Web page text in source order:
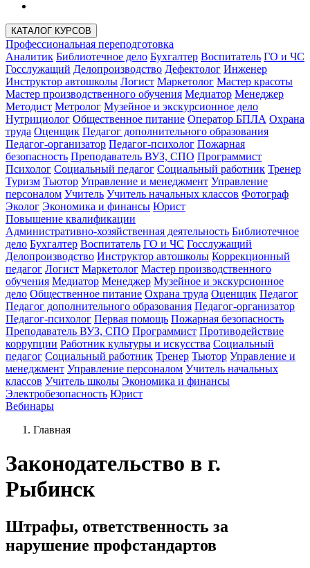
КАТАЛОГ КУРСОВ
Профессиональная переподготовка
Аналитик Библиотечное дело Бухгалтер Воспитатель ГО и ЧС
Госслужащий Делопроизводство Дефектолог Инженер
Инструктор автошколы Логист Маркетолог Мастер красоты
Мастер производственного обучения Медиатор Менеджер
Методист Метролог Музейное и экскурсионное дело
Нутрициолог Общественное питание Оператор БПЛА Охрана
труда Оценщик Педагог дополнительного образования
Педагог-организатор Педагог-психолог Пожарная
безопасность Преподаватель ВУЗ, СПО Программист
Психолог Социальный педагог Социальный работник Тренер
Туризм Тьютор Управление и менеджмент Управление
персоналом Учитель Учитель начальных классов Фотограф
Эколог Экономика и финансы Юрист
Повышение квалификации
Административно-хозяйственная деятельность Библиотечное
дело Бухгалтер Воспитатель ГО и ЧС Госслужащий
Делопроизводство Инструктор автошколы Коррекционный
педагог Логист Маркетолог Мастер производственного
обучения Медиатор Менеджер Музейное и экскурсионное
дело Общественное питание Охрана труда Оценщик Педагог
Педагог дополнительного образования Педагог-организатор
Педагог-психолог Первая помощь Пожарная безопасность
Преподаватель ВУЗ, СПО Программист Противодействие
коррупции Работник культуры и искусства Социальный
педагог Социальный работник Тренер Тьютор Управление и
менеджмент Управление персоналом Учитель начальных
классов Учитель школы Экономика и финансы
Электробезопасность Юрист
Вебинары
Главная
Законодательство в г.
Рыбинск
Штрафы, ответственность за
нарушение профстандартов